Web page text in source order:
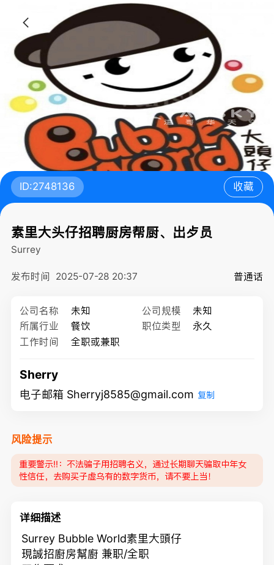
ID:2748136 收藏
素里大头仔招聘厨房帮厨、岀歺员
Surrey
发布时间 2025-07-28 20:37 普通话
公司名称 未知 公司规模
未知
所属行业
餐饮 职位类型
永久
工作时间
全职或兼职
Sherry
电子邮箱 Sherryj8585@gmail.com 复制
风险提示
重要警示‼️：不法骗子用招聘名义，通过长期聊天骗取中年女
性信任，去购买子虚乌有的数字货币，请不要上当！
详细描述
Surrey Bubble World素里大頭仔
現誠招廚房幫廚 兼职/全职